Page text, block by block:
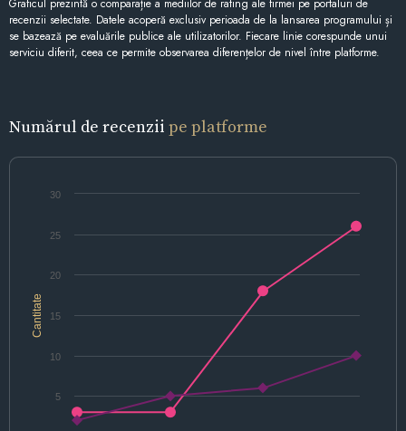
Graficul prezintă o comparație a mediilor de rating ale firmei pe portaluri de
recenzii selectate. Datele acoperă exclusiv perioada de la lansarea programului și
se bazează pe evaluările publice ale utilizatorilor. Fiecare linie corespunde unui
serviciu diferit, ceea ce permite observarea diferențelor de nivel între platforme.
Numărul de recenzii pe platforme
Cantitate
5
10
15
20
25
30